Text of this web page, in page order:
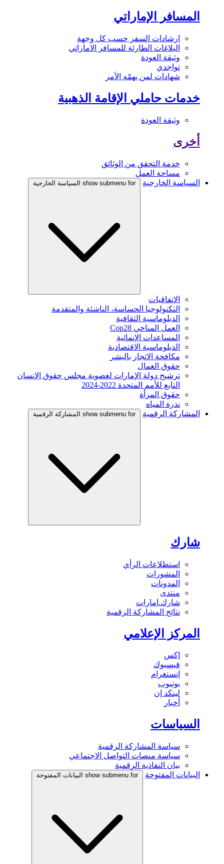
المسافر الإماراتي
إرشادات السفر حسب كل وجهة
البلاغات الطارئة للمسافر الاماراتي
وثيقة العودة
تواجدي
شهادات لمن يهمّه الأمر
خدمات حاملي الإقامة الذهبية
وثيقة العودة
أخرى
خدمة التحقق من الوثائق
مساحة العمل
السياسة الخارجية
show submenu for السياسة الخارجية
الاتفاقيات
التكنولوجيا الحساسة، الناشئة والمتقدمة
الدبلوماسية الثقافية
العمل المناخي Cop28
المساعدات الإنمائية
الدبلوماسية الاقتصادية
مكافحة الاتجار بالبشر
حقوق العمال
ترشيح دولة الإمارات لعضوية مجلس حقوق الإنسان
التابع للأمم المتحدة 2022-2024
حقوق المرأة
ندرة المياه
المشاركة الرقمية
show submenu for المشاركة الرقمية
شارك
استطلاعات الرأي
المشورات
المدونات
منتدى
شارك.امارات
نتائج المشاركة الرقمية
المركز الإعلامي
إكس
فيسبوك
إنستغرام
يوتيوب
لينكد إن
أخبار
السياسات
سياسة المشاركة الرقمية
سياسة منصات التواصل الاجتماعي
بيان النفاذية الرقمية
البيانات المفتوحة
show submenu for البيانات المفتوحة